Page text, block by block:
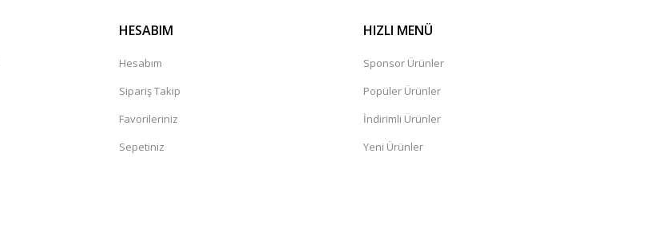
HESABIM
Hesabım
Sipariş Takip
Favorileriniz
Sepetiniz
HIZLI MENÜ
Sponsor Ürünler
Popüler Ürünler
İndirimli Ürünler
Yeni Ürünler